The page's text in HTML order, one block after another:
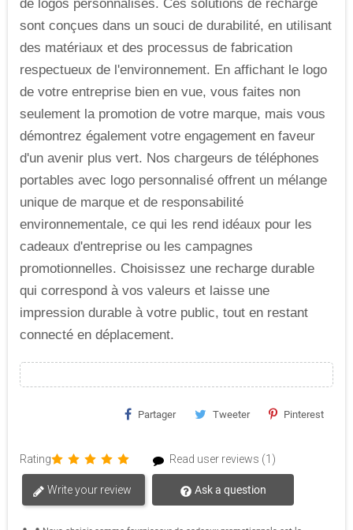
de logos personnalisés. Ces solutions de recharge
sont conçues dans un souci de durabilité, en utilisant
des matériaux et des processus de fabrication
respectueux de l'environnement. En affichant le logo
de votre entreprise bien en vue, vous faites non
seulement la promotion de votre marque, mais vous
démontrez également votre engagement en faveur
d'un avenir plus vert. Nos chargeurs de téléphones
portables avec logo personnalisé offrent un mélange
unique de marque et de responsabilité
environnementale, ce qui les rend idéaux pour les
cadeaux d'entreprise ou les campagnes
promotionnelles. Choisissez une recharge durable
qui correspond à vos valeurs et laisse une
impression durable à votre public, tout en restant
connecté en déplacement.
Partager Tweeter Pinterest
Rating Read user reviews (1)
Write your review Ask a question